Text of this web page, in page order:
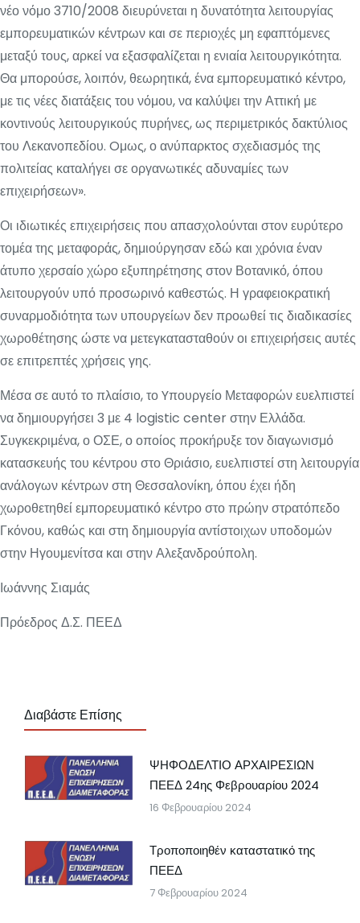
νέο νόμο 3710/2008 διευρύνεται η δυνατότητα λειτουργίας
εμπορευματικών κέντρων και σε περιοχές μη εφαπτόμενες
μεταξύ τους, αρκεί να εξασφαλίζεται η ενιαία λειτουργικότητα.
Θα μπορούσε, λοιπόν, θεωρητικά, ένα εμπορευματικό κέντρο,
με τις νέες διατάξεις του νόμου, να καλύψει την Αττική με
κοντινούς λειτουργικούς πυρήνες, ως περιμετρικός δακτύλιος
του Λεκανοπεδίου. Oμως, ο ανύπαρκτος σχεδιασμός της
πολιτείας καταλήγει σε οργανωτικές αδυναμίες των
επιχειρήσεων».
Οι ιδιωτικές επιχειρήσεις που απασχολούνται στον ευρύτερο
τομέα της μεταφοράς, δημιούργησαν εδώ και χρόνια έναν
άτυπο χερσαίο χώρο εξυπηρέτησης στον Βοτανικό, όπου
λειτουργούν υπό προσωρινό καθεστώς. Η γραφειοκρατική
συναρμοδιότητα των υπουργείων δεν προωθεί τις διαδικασίες
χωροθέτησης ώστε να μετεγκατασταθούν οι επιχειρήσεις αυτές
σε επιτρεπτές χρήσεις γης.
Μέσα σε αυτό το πλαίσιο, το Yπουργείο Μεταφορών ευελπιστεί
να δημιουργήσει 3 με 4 logistic center στην Ελλάδα.
Συγκεκριμένα, ο ΟΣΕ, ο οποίος προκήρυξε τον διαγωνισμό
κατασκευής του κέντρου στο Θριάσιο, ευελπιστεί στη λειτουργία
ανάλογων κέντρων στη Θεσσαλονίκη, όπου έχει ήδη
χωροθετηθεί εμπορευματικό κέντρο στο πρώην στρατόπεδο
Γκόνου, καθώς και στη δημιουργία αντίστοιχων υποδομών
στην Ηγουμενίτσα και στην Αλεξανδρούπολη.
Ιωάννης Σιαμάς
Πρόεδρος Δ.Σ. ΠΕΕΔ
Διαβάστε Επίσης
ΨΗΦΟΔΕΛΤΙΟ ΑΡΧΑΙΡΕΣΙΩΝ
ΠΕΕΔ 24ης Φεβρουαρίου 2024
16 Φεβρουαρίου 2024
Τροποποιηθέν καταστατικό της
ΠΕΕΔ
7 Φεβρουαρίου 2024